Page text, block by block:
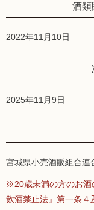
酒類
2022年11月10日
2025年11月9日
宮城県小売酒販組合連
※20歳未満の方のお酒
飲酒禁止法』第一条４